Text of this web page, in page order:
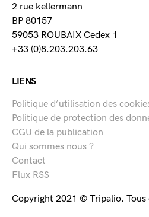
2 rue kellermann
BP 80157
59053 ROUBAIX Cedex 1
+33 (0)8.203.203.63
LIENS
Politique d’utilisation des
Politique de protection des
CGU de la publication
Qui sommes nous ?
Contact
Flux RSS
Copyright 2021 © Tripalio. Tous